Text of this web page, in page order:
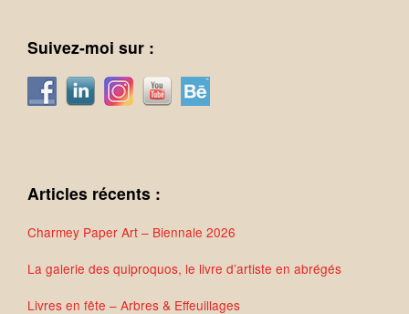
Suivez-moi sur :
Articles récents :
Charmey Paper Art – Biennale 2026
La galerie des quiproquos, le livre d’artiste en abrégés
Livres en fête – Arbres & Effeuillages